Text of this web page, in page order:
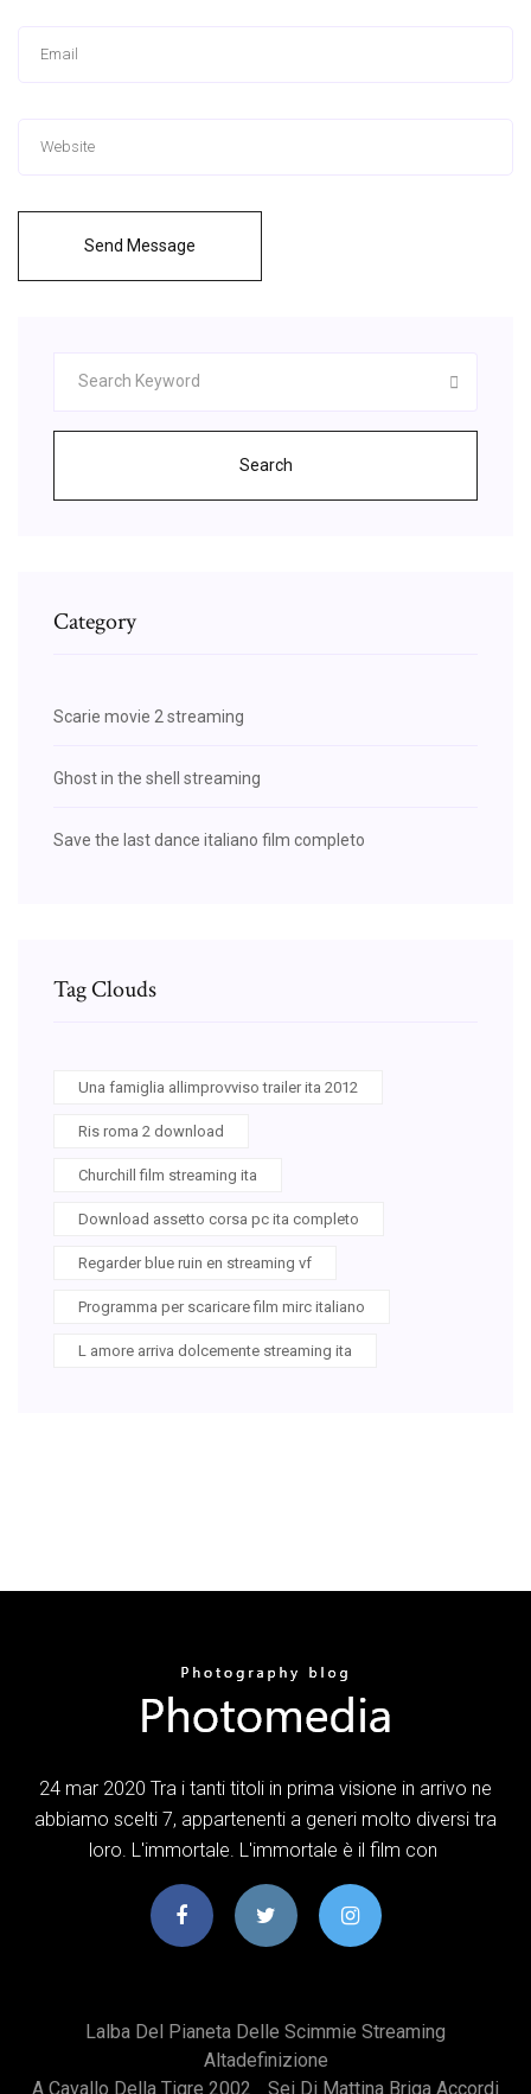
Send Message
Search
Category
Scarie movie 2 streaming
Ghost in the shell streaming
Save the last dance italiano film completo
Tag Clouds
Una famiglia allimprovviso trailer ita 2012
Ris roma 2 download
Churchill film streaming ita
Download assetto corsa pc ita completo
Regarder blue ruin en streaming vf
Programma per scaricare film mirc italiano
L amore arriva dolcemente streaming ita
24 mar 2020 Tra i tanti titoli in prima visione in arrivo ne
abbiamo scelti 7, appartenenti a generi molto diversi tra
loro. L'immortale. L'immortale è il film con
Lalba Del Pianeta Delle Scimmie Streaming
Altadefinizione
A Cavallo Della Tigre 2002
Sei Di Mattina Briga Accordi